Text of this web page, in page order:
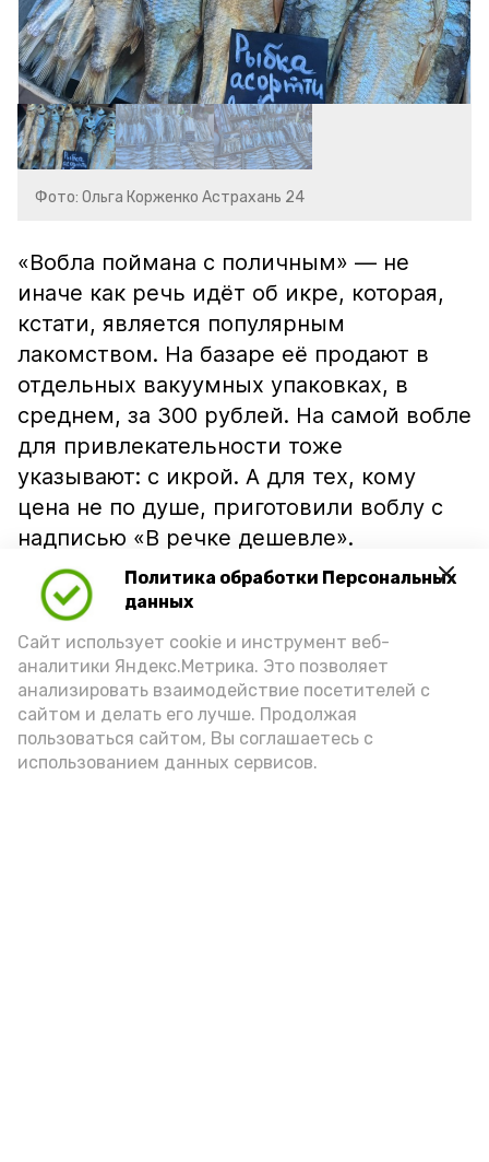
Политика обработки Персональных
данных
Сайт использует cookie и инструмент веб-
аналитики Яндекс.Метрика. Это позволяет
анализировать взаимодействие посетителей с
сайтом и делать его лучше. Продолжая
пользоваться сайтом, Вы соглашаетесь с
использованием данных сервисов.
Фото: Ольга Корженко Астрахань 24
«Вобла поймана с поличным» — не
иначе как речь идёт об икре, которая,
кстати, является популярным
лакомством. На базаре её продают в
отдельных вакуумных упаковках, в
среднем, за 300 рублей. На самой вобле
для привлекательности тоже
указывают: с икрой. А для тех, кому
цена не по душе, приготовили воблу с
надписью «В речке дешевле».